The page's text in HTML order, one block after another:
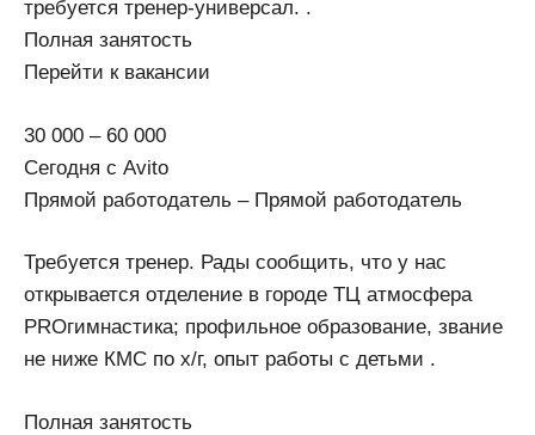
требуется тренер-универсал. .
Полная занятость
Перейти к вакансии
30 000 – 60 000
Сегодня с Avito
Прямой работодатель – Прямой работодатель
Требуется тренер. Рады сообщить, что у нас
открывается отделение в городе ТЦ атмосфера
PROгимнастика; профильное образование, звание
не ниже КМС по х/г, опыт работы с детьми .
Полная занятость